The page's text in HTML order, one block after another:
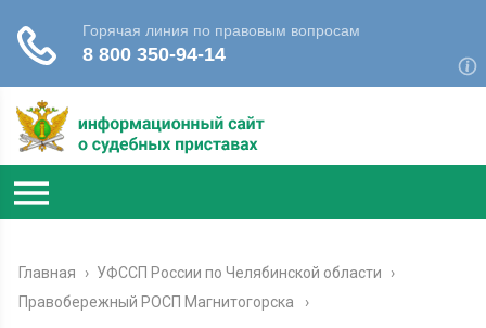
Главная › УФССП России по Челябинской области
›
Правобережный РОСП Магнитогорска